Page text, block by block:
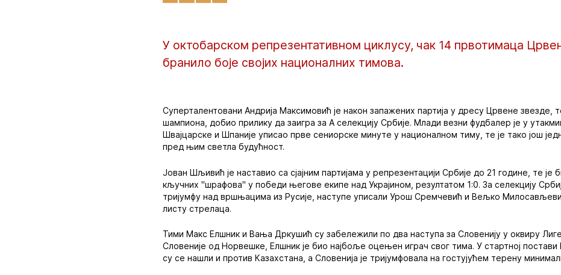
У октобарском репрезентативном циклусу, чак 14 првотимаца
бранило боје својих националних тимова.
Суперталентовани Андрија Максимовић је након запажених партија у дресу Црвене звезде,
шампиона, добио прилику да заигра за А селекцију Србије. Млади везни фудбалер је у
Швајцарске и Шпаније уписао прве сениорске минуте у националном тиму, те је тако још
пред њим светла будућност.
Јован Шљивић је наставио са сјајним партијама у репрезентацији Србије до 21 године, те је
кључних "шрафова" у победи његове екипе над Украјином, резултатом 1:0. За селекцију
тријумфу над вршњацима из Русије, наступе уписали Урош Сремчевић и Вељко
листу стрелаца.
Тими Макс Елшник и Вања Дркушић су забележили по два наступа за Словенију у оквиру
Словеније од Норвешке, Елшник је био најбоље оцењен играч свог тима. У стартној
су се нашли и против Казахстана, а Словенија је тријумфовала на гостујућем терену